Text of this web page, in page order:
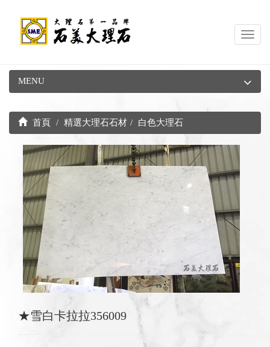
MENU
首頁 精選大理石石材 白色大理石
★雪白卡拉拉356009